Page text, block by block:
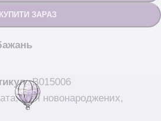
КУПИТИ ЗАРАЗ
B015006
, Для новонароджених,